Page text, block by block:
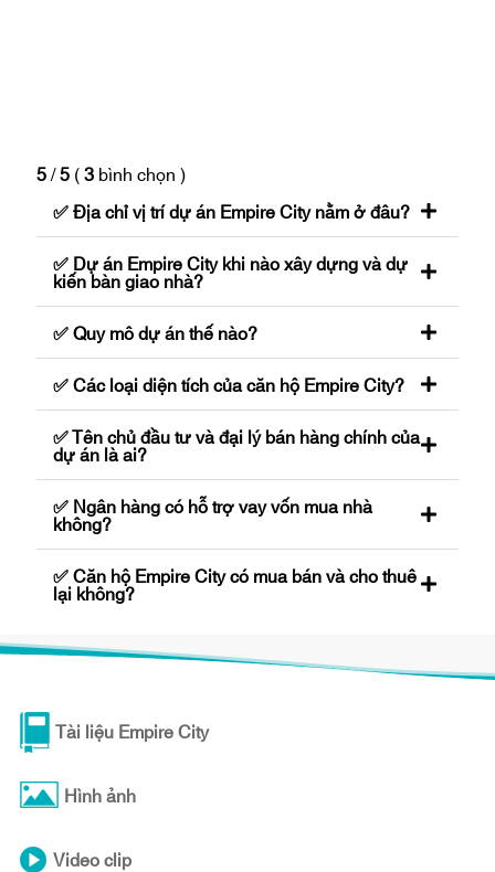
5/5 (3 bình chọn )
✅ Địa chỉ vị trí dự án Empire City nằm ở đâu?
✅ Dự án Empire City khi nào xây dựng và dự
kiến bàn giao nhà?
✅ Quy mô dự án thế nào?
✅ Các loại diện tích của căn hộ Empire City?
✅ Tên chủ đầu tư và đại lý bán hàng chính của
dự án là ai?
✅ Ngân hàng có hỗ trợ vay vốn mua nhà
không?
✅ Căn hộ Empire City có mua bán và cho thuê
lại không?
Tài liệu Empire City
Hình ảnh
Video clip